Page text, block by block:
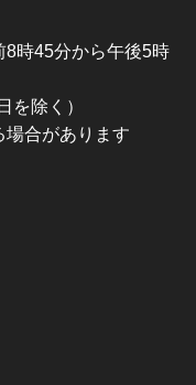
8時45分から午後5時
を除く）
合があります